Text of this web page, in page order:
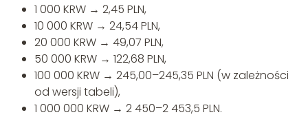
1 000 KRW → 2,45 PLN,
10 000 KRW → 24,54 PLN,
20 000 KRW → 49,07 PLN,
50 000 KRW → 122,68 PLN,
100 000 KRW → 245,00–245,35 PLN (w zależności
od wersji tabeli),
1 000 000 KRW → 2 450–2 453,5 PLN.